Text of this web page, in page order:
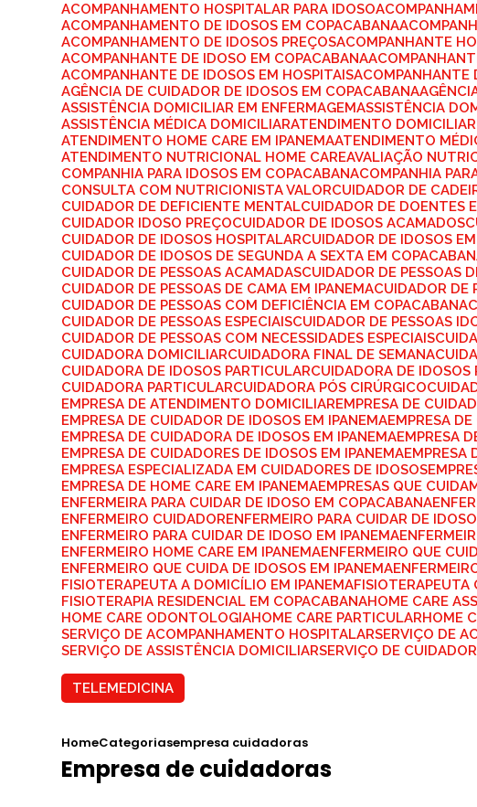
ACOMPANHAMENTO HOSPITALAR PARA IDOSO
ACOMPANHAMENTO DE IDOSOS EM COPACABANA
ACOMPANHAMENTO DE IDOSOS PREÇOS ACOMPANHANTE
ACOMPANHANTE DE IDOSO EM COPACABANA
ACOMPANHANTE DE IDOSOS EM HOSPITAIS
AGÊNCIA DE CUIDADOR DE IDOSOS EM COPACABANA
ASSISTÊNCIA DOMICILIAR EM ENFERMAGEM ASSISTÊNCIA
ASSISTÊNCIA MÉDICA DOMICILIAR ATENDIMENTO
ATENDIMENTO HOME CARE EM IPANEMA ATENDIMENTO
ATENDIMENTO NUTRICIONAL HOME CARE AVALIAÇÃO
COMPANHIA PARA IDOSOS EM COPACABANA
COMPANHIA
CONSULTA COM NUTRICIONISTA VALOR
CUIDADOR DE
CUIDADOR DE DEFICIENTE MENTAL
CUIDADOR DE DOENTES
CUIDADOR IDOSO PREÇO
CUIDADOR DE IDOSOS ACAMADOS
CUIDADOR DE IDOSOS HOSPITALAR
CUIDADOR DE IDOSOS
CUIDADOR DE IDOSOS DE SEGUNDA A SEXTA EM
CUIDADOR DE PESSOAS ACAMADAS
CUIDADOR DE PESSOAS
CUIDADOR DE PESSOAS DE CAMA EM IPANEMA
CUIDADOR
CUIDADOR DE PESSOAS COM DEFICIÊNCIA EM COPACABANA
CUIDADOR DE PESSOAS ESPECIAIS
CUIDADOR DE PESSOAS
CUIDADOR DE PESSOAS COM NECESSIDADES ESPECIAIS
CUIDADORA DOMICILIAR
CUIDADORA FINAL DE SEMANA
CUIDADORA DE IDOSOS PARTICULAR
CUIDADORA DE
CUIDADORA PARTICULAR
CUIDADORA PÓS CIRÚRGICO
EMPRESA DE ATENDIMENTO DOMICILIAR EMPRESA DE
EMPRESA DE CUIDADOR DE IDOSOS EM IPANEMA EMPRESA
EMPRESA DE CUIDADORA DE IDOSOS EM IPANEMA EMPRESA
EMPRESA DE CUIDADORES DE IDOSOS EM IPANEMA
EMPRESA ESPECIALIZADA EM CUIDADORES DE IDOSOS
EMPRESA DE HOME CARE EM IPANEMA EMPRESAS QUE
ENFERMEIRA PARA CUIDAR DE IDOSO EM COPACABANA
ENFERMEIRO CUIDADOR ENFERMEIRO PARA CUIDAR DE IDOSO
ENFERMEIRO PARA CUIDAR DE IDOSO EM IPANEMA
ENFERMEIRO HOME CARE EM IPANEMA ENFERMEIRO QUE
ENFERMEIRO QUE CUIDA DE IDOSOS EM IPANEMA
FISIOTERAPEUTA A DOMICÍLIO EM IPANEMA
FISIOTERAPIA RESIDENCIAL EM COPACABANA
HOME CARE
HOME CARE ODONTOLOGIA
HOME CARE PARTICULAR HOME
SERVIÇO DE ACOMPANHAMENTO HOSPITALAR SERVIÇO DE
SERVIÇO DE ASSISTÊNCIA DOMICILIAR SERVIÇO DE
TELEMEDICINA
HomeCategoriasempresa cuidadoras
Empresa de cuidadoras